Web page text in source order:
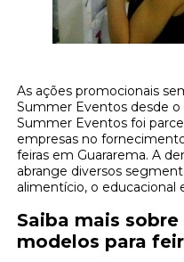
As ações promocionais
Summer Eventos desde o
Summer Eventos foi
empresas no
feiras em Guararema. A
abrange diversos
alimentício, o
Saiba mais
modelos para